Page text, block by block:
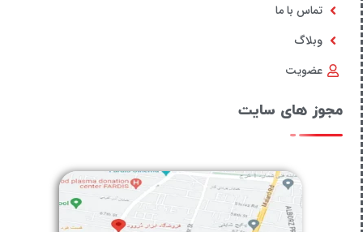
تماس با ما
وبلاگ
عضویت
مجوز های سایت